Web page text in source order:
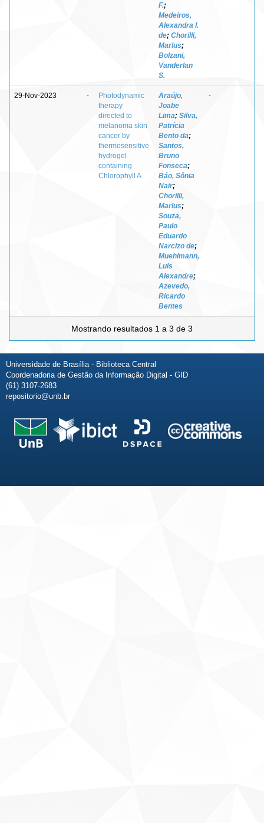
F.;
Medeiros,
Alexandra I.
de; Chorilli,
Marlus;
Bolzani,
Vanderlan
S.
29-Nov-2023 -
Photodynamic
therapy
directed to
melanoma skin
cancer by
thermosensitive
hydrogel
containing
Chlorophyll A
Araújo,
Joabe
Lima; Silva,
Patrícia
Bento da;
Santos,
Bruno
Fonseca;
Báo, Sônia
Nair;
Chorilli,
Marlus;
Souza,
Paulo
Eduardo
Narcizo de;
Muehlmann,
Luis
Alexandre;
Azevedo,
Ricardo
Bentes
-
Mostrando resultados 1 a 3 de 3
Universidade de Brasília - Biblioteca Central
Coordenadoria de Gestão da Informação Digital - GID
(61) 3107-2683
repositorio@unb.br